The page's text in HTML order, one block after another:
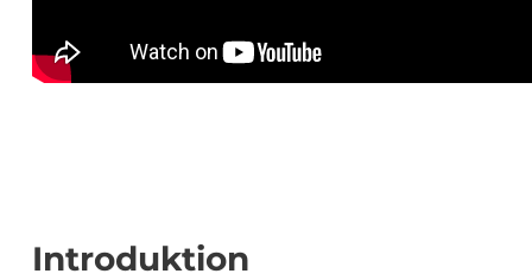
Introduktion